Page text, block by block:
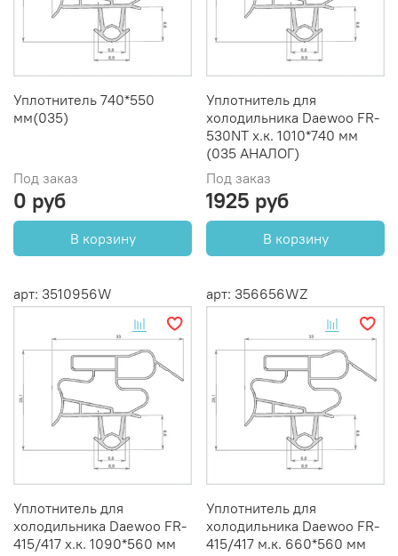
Уплотнитель 740*550
мм(035)
Под заказ
0 руб
В корзину
Уплотнитель для
холодильника Daewoo FR-
530NT х.к. 1010*740 мм
(035 АНАЛОГ)
Под заказ
1925 руб
В корзину
арт: 3510956W
Уплотнитель для
холодильника Daewoo FR-
415/417 х.к. 1090*560 мм
арт: 356656WZ
Уплотнитель для
холодильника Daewoo FR-
415/417 м.к. 660*560 мм